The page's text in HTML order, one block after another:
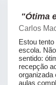
"Ótima
Carlos
Estou
escola.
sentido:
recepção
organizada
aulas